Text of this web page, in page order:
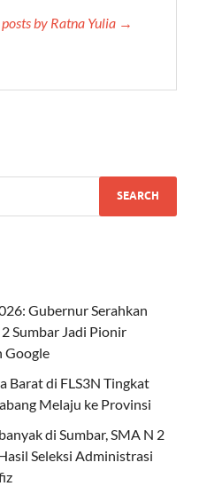
by Ratna Yulia →
Gubernur Serahkan
Sumbar Jadi Pionir
Google
Barat di FLS3N Tingkat
Melaju ke Provinsi
di Sumbar, SMA N 2
Seleksi Administrasi